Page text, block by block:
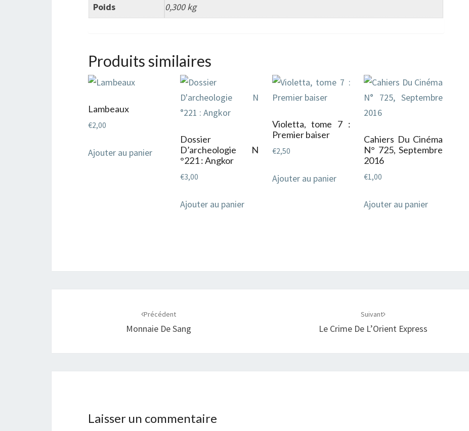
Poids 0,300 kg
Produits similaires
Lambeaux
€2,00
Ajouter au panier
Dossier
D’archeologie N
°221 : Angkor
€3,00
Ajouter au panier
Violetta, tome 7 :
Premier baiser
€2,50
Ajouter au panier
Cahiers Du Cinéma
N° 725, Septembre
2016
€1,00
Ajouter au panier
Précédent
Monnaie De Sang
Suivant
Le Crime De L’Orient Express
Laisser un commentaire